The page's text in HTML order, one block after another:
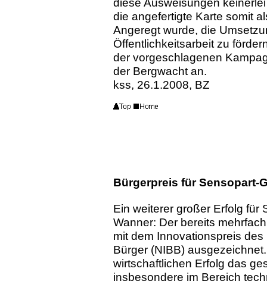
die angefertigte Karte somit
Angeregt wurde, die
Öffentlichkeitsarbeit zu
der vorgeschlagenen
der Bergwacht an.
kss, 26.1.2008, BZ
Bürgerpreis für Sensopart-
Ein weiterer großer Erfolg für
Wanner: Der bereits
mit dem Innovationspreis
Bürger (NIBB)
wirtschaftlichen Erfolg das
insbesondere im Bereich